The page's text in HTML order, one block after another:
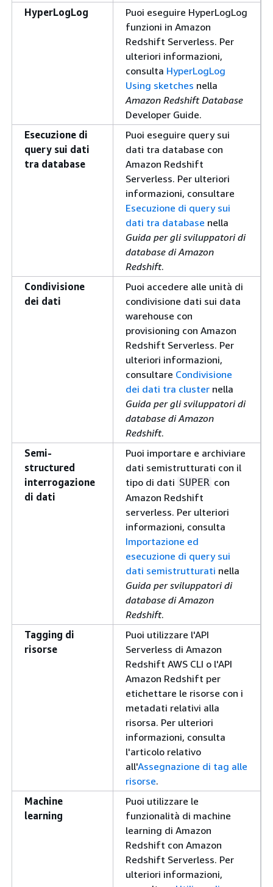
HyperLogLog
Puoi eseguire HyperLogLog
funzioni in Amazon
Redshift Serverless. Per
ulteriori informazioni,
consulta HyperLogLog
Using sketches nella
Amazon Redshift Database
Developer Guide.
Esecuzione di
query sui dati
tra database
Puoi eseguire query sui
dati tra database con
Amazon Redshift
Serverless. Per ulteriori
informazioni, consultare
Esecuzione di query sui
dati tra database nella
Guida per gli sviluppatori di
database di Amazon
Redshift.
Condivisione
dei dati
Puoi accedere alle unità di
condivisione dati sui data
warehouse con
provisioning con Amazon
Redshift Serverless. Per
ulteriori informazioni,
consultare Condivisione
dei dati tra cluster nella
Guida per gli sviluppatori di
database di Amazon
Redshift.
Semi-
structured
interrogazione
di dati
Puoi importare e archiviare
dati semistrutturati con il
tipo di dati SUPER con
Amazon Redshift
serverless. Per ulteriori
informazioni, consulta
Importazione ed
esecuzione di query sui
dati semistrutturati nella
Guida per sviluppatori di
database di Amazon
Redshift.
Tagging di
risorse
Puoi utilizzare l'API
Serverless di Amazon
Redshift AWS CLI o l'API
Amazon Redshift per
etichettare le risorse con i
metadati relativi alla
risorsa. Per ulteriori
informazioni, consulta
l'articolo relativo
all'Assegnazione di tag alle
risorse.
Machine
learning
Puoi utilizzare le
funzionalità di machine
learning di Amazon
Redshift con Amazon
Redshift Serverless. Per
ulteriori informazioni,